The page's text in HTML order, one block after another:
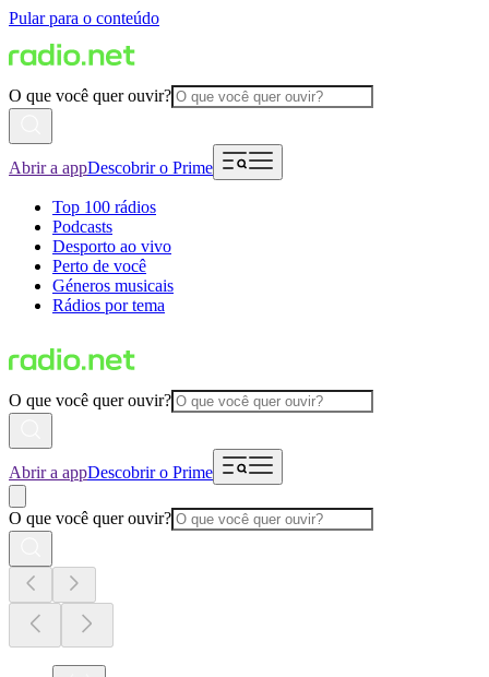
Pular para o conteúdo
O que você quer ouvir?
Abrir a appDescobrir o Prime
Top 100 rádios
Podcasts
Desporto ao vivo
Perto de você
Géneros musicais
Rádios por tema
O que você quer ouvir?
Abrir a appDescobrir o Prime
O que você quer ouvir?